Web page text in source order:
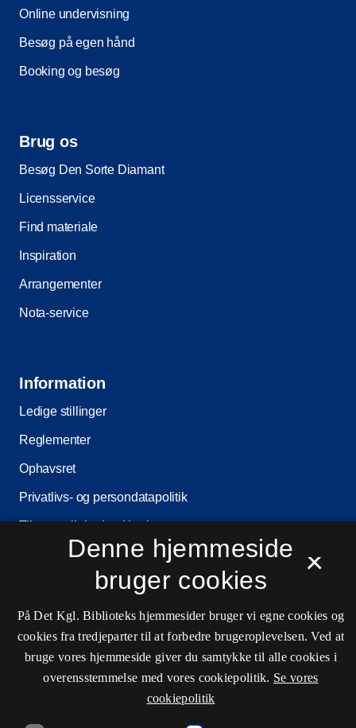
Online undervisning
Besøg på egen hånd
Booking og besøg
Brug os
Besøg Den Sorte Diamant
Licensservice
Find materiale
Inspiration
Arrangementer
Nota-service
Information
Ledige stillinger
Reglementer
Ophavsret
Privatlivs- og persondatapolitik
Tilgængelighedserklæring
Driftstatus
Cookieindstillinger
Kontaktinformationer
×
Denne hjemmeside
bruger cookies
På Det Kgl. Biblioteks hjemmesider bruger vi egne cookies og
cookies fra tredjeparter til at forbedre brugeroplevelsen. Ved at
bruge vores hjemmeside giver du samtykke til alle cookies i
overensstemmelse med vores cookiepolitik. Se vores
cookiepolitik